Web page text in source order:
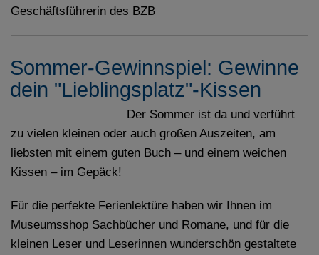
Geschäftsführerin des BZB
Sommer-Gewinnspiel: Gewinne
dein "Lieblingsplatz"-Kissen
Der Sommer ist da und verführt
zu vielen kleinen oder auch großen Auszeiten, am
liebsten mit einem guten Buch – und einem weichen
Kissen – im Gepäck!
Für die perfekte Ferienlektüre haben wir Ihnen im
Museumsshop Sachbücher und Romane, und für die
kleinen Leser und Leserinnen wunderschön gestaltete